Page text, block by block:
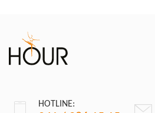
HOTLINE: